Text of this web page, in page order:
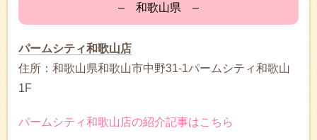
– 和歌山県 –
パームシティ和歌山店
住所：和歌山県和歌山市中野31-1パームシティ和歌山
1F
パームシティ和歌山店の紹介記事はこちら